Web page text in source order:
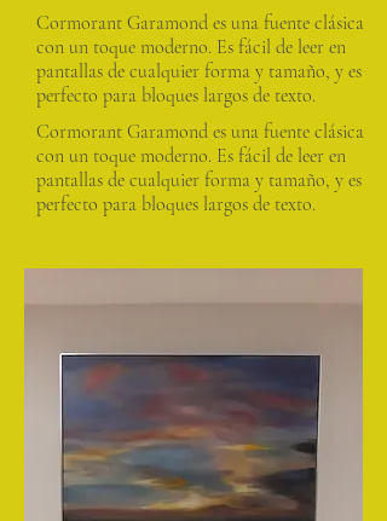
Cormorant Garamond es una fuente clásica
con un toque moderno. Es fácil de leer en
pantallas de cualquier forma y tamaño, y es
perfecto para bloques largos de texto.
Cormorant Garamond es una fuente clásica
con un toque moderno. Es fácil de leer en
pantallas de cualquier forma y tamaño, y es
perfecto para bloques largos de texto.